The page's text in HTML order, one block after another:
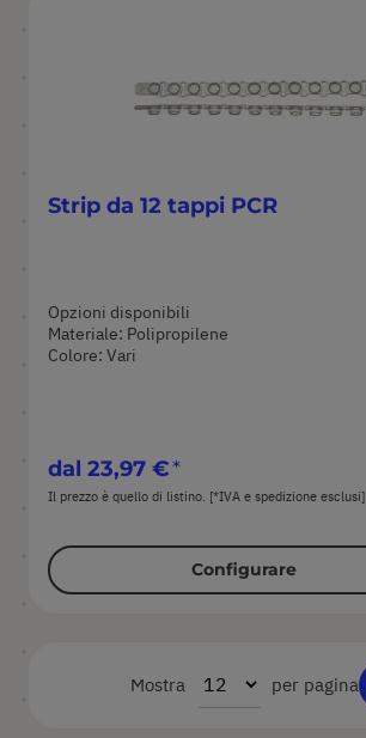
Strip da 12 tappi PCR
Opzioni disponibili
Materiale: Polipropilene
Colore: Vari
dal 23,97 €
Il prezzo è quello di listino. [*IVA e spedizione esclusi]
Configurare
Mostra per pagina